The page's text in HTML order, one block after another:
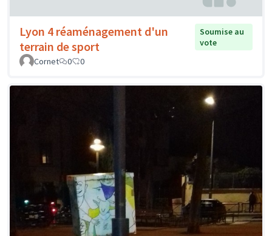
Lyon 4 réaménagement d'un
terrain de sport
Soumise au
vote
Cornet
0 0